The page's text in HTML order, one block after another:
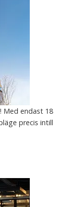
Med endast 18
precis intill